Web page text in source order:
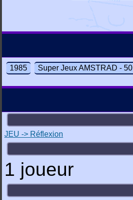
1985 Super Jeux AMSTRAD -
JEU -> Réflexion
1 joueur